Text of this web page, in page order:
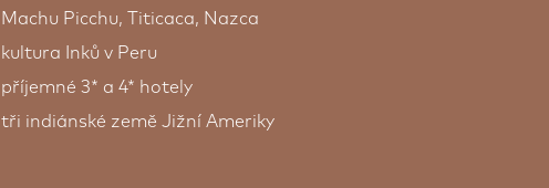
Machu Picchu, Titicaca, Nazca
kultura Inků v Peru
příjemné 3* a 4* hotely
tři indiánské země Jižní Ameriky